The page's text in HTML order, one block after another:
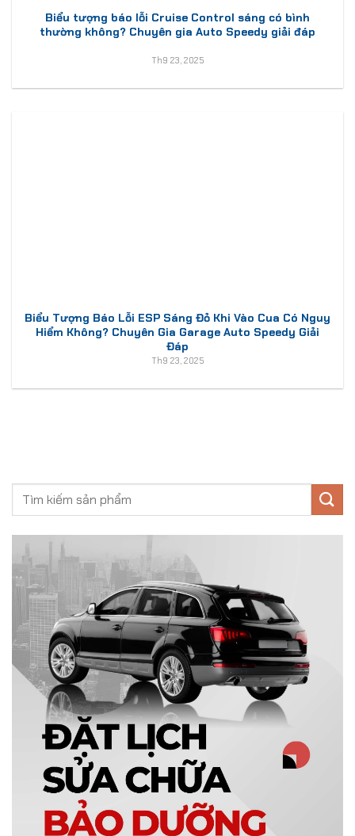
Biểu tượng báo lỗi Cruise Control sáng có bình
thường không? Chuyên gia Auto Speedy giải đáp
Th9 23, 2025
Biểu Tượng Báo Lỗi ESP Sáng Đỏ Khi Vào Cua Có Nguy
Hiểm Không? Chuyên Gia Garage Auto Speedy Giải
Đáp
Th9 23, 2025